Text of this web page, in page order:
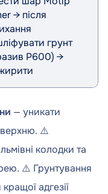
→ після
грунт
P600) →
— уникати
⚠️
колодки та
⚠️ Грунтування
адгезії